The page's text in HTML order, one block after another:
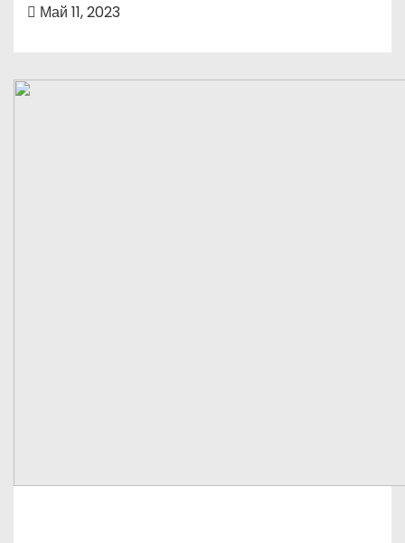
Май 11, 2023